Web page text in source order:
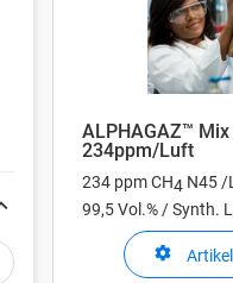
ALPHAGAZ™ Mix
234ppm/Luft
234 ppm CH4 N45 /
99,5 Vol.% / Synth.